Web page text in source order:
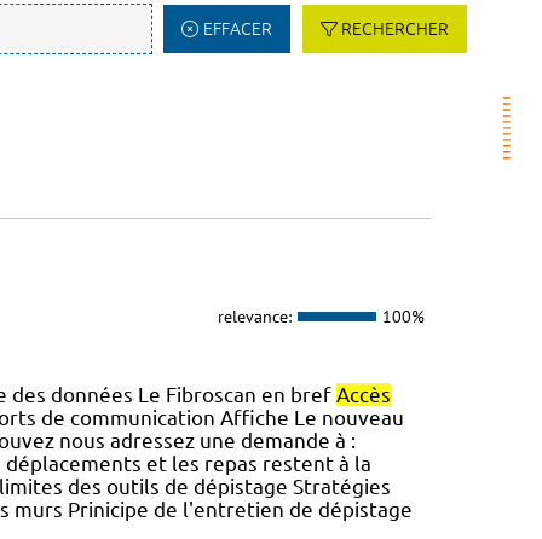
EFFACER RECHERCHER
relevance: 100%
données Le Fibroscan en bref Accès
de communication Affiche Le nouveau
nous adressez une demande à :
et les repas restent à la
des outils de dépistage Stratégies
murs Prinicipe de l'entretien de dépistage